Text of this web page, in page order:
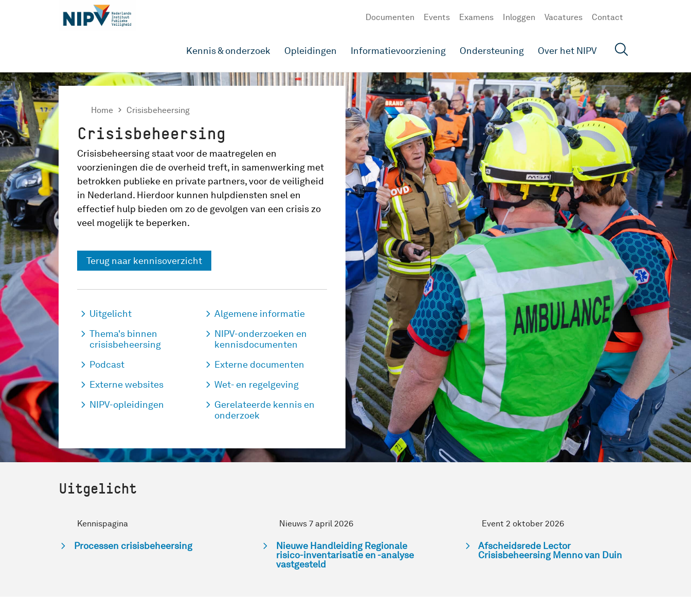
Documenten Events Examens Inloggen Vacatures Contact
Kennis & onderzoek Opleidingen Informatievoorziening Ondersteuning Over het NIPV
Home  Crisisbeheersing
Crisisbeheersing
Crisisbeheersing staat voor de maatregelen en
voorzieningen die de overheid treft, in samenwerking met
betrokken publieke en private partners, voor de veiligheid
in Nederland. Hierdoor kunnen hulpdiensten snel en
effectief hulp bieden om zo de gevolgen van een crisis zo
veel mogelijk te beperken.
Terug naar kennisoverzicht
Uitgelicht
Algemene informatie
Thema's binnen
crisisbeheersing
NIPV-onderzoeken en
kennisdocumenten
Podcast
Externe documenten
Externe websites
Wet- en regelgeving
NIPV-opleidingen
Gerelateerde kennis en
onderzoek
Uitgelicht
Kennispagina
Processen crisisbeheersing
Nieuws 7 april 2026
Nieuwe Handleiding Regionale
risico-inventarisatie en -analyse
vastgesteld
Event 2 oktober 2026
Afscheidsrede Lector
Crisisbeheersing Menno van Duin